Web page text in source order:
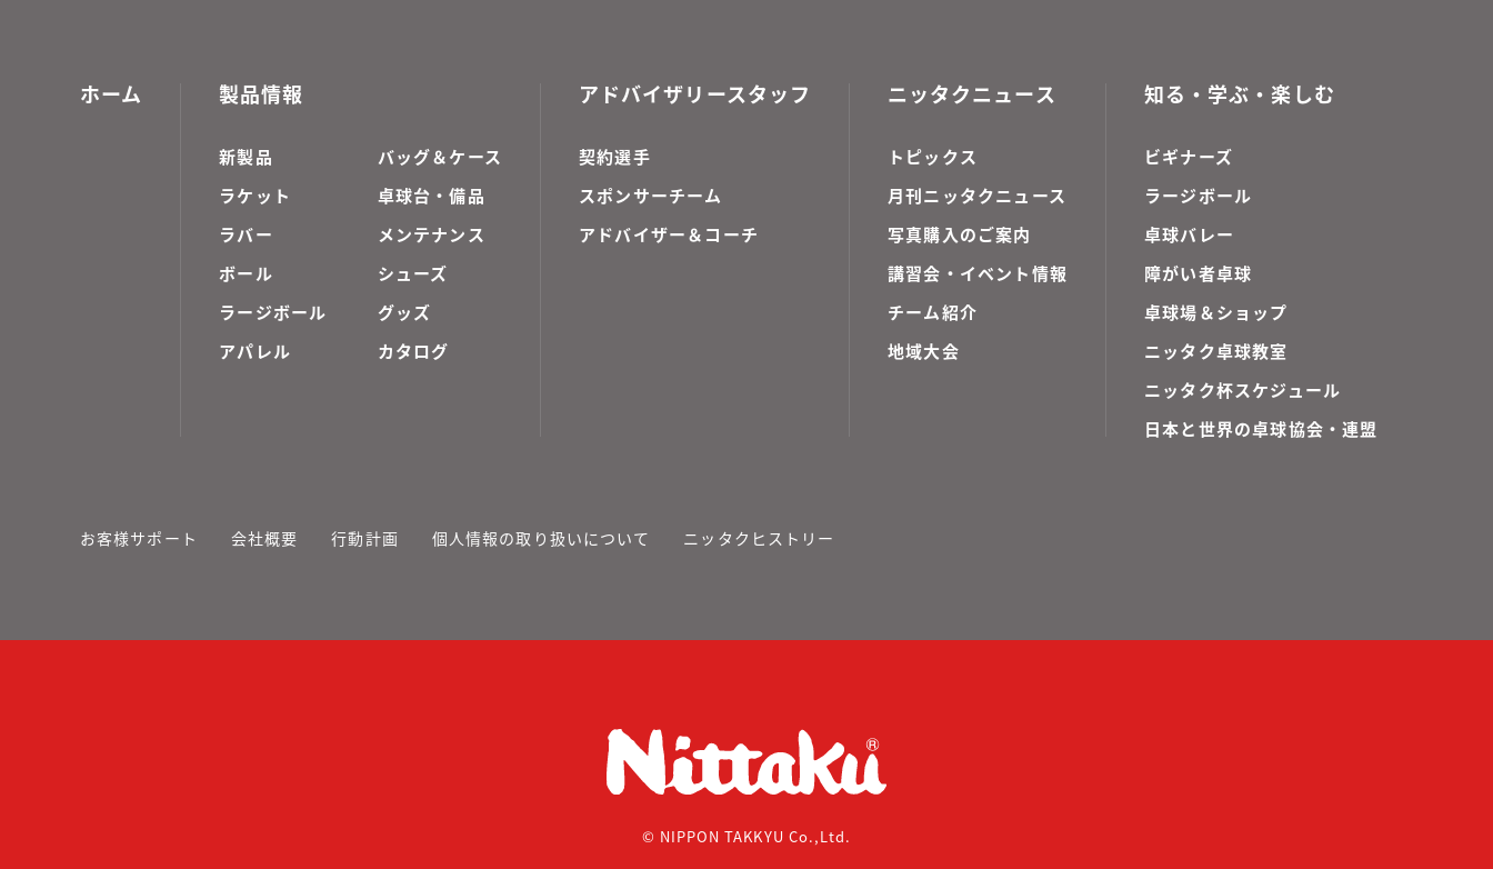
ホーム 製品情報
新製品
バッグ＆ケース
ラケット
卓球台・備品
ラバー
メンテナンス
ボール
シューズ
ラージボール
グッズ
アパレル
カタログ
アドバイザリースタッフ
契約選手
スポンサーチーム
アドバイザー＆コーチ
ニッタクニュース
トピックス
月刊ニッタクニュース
写真購入のご案内
講習会・イベント情報
チーム紹介
地域大会
知る・学ぶ・楽しむ
ビギナーズ
ラージボール
卓球バレー
障がい者卓球
卓球場＆ショップ
ニッタク卓球教室
ニッタク杯スケジュール
日本と世界の卓球協会・連盟
お客様サポート 会社概要 行動計画 個人情報の取り扱いについて ニッタクヒストリー
© NIPPON TAKKYU Co.,Ltd.